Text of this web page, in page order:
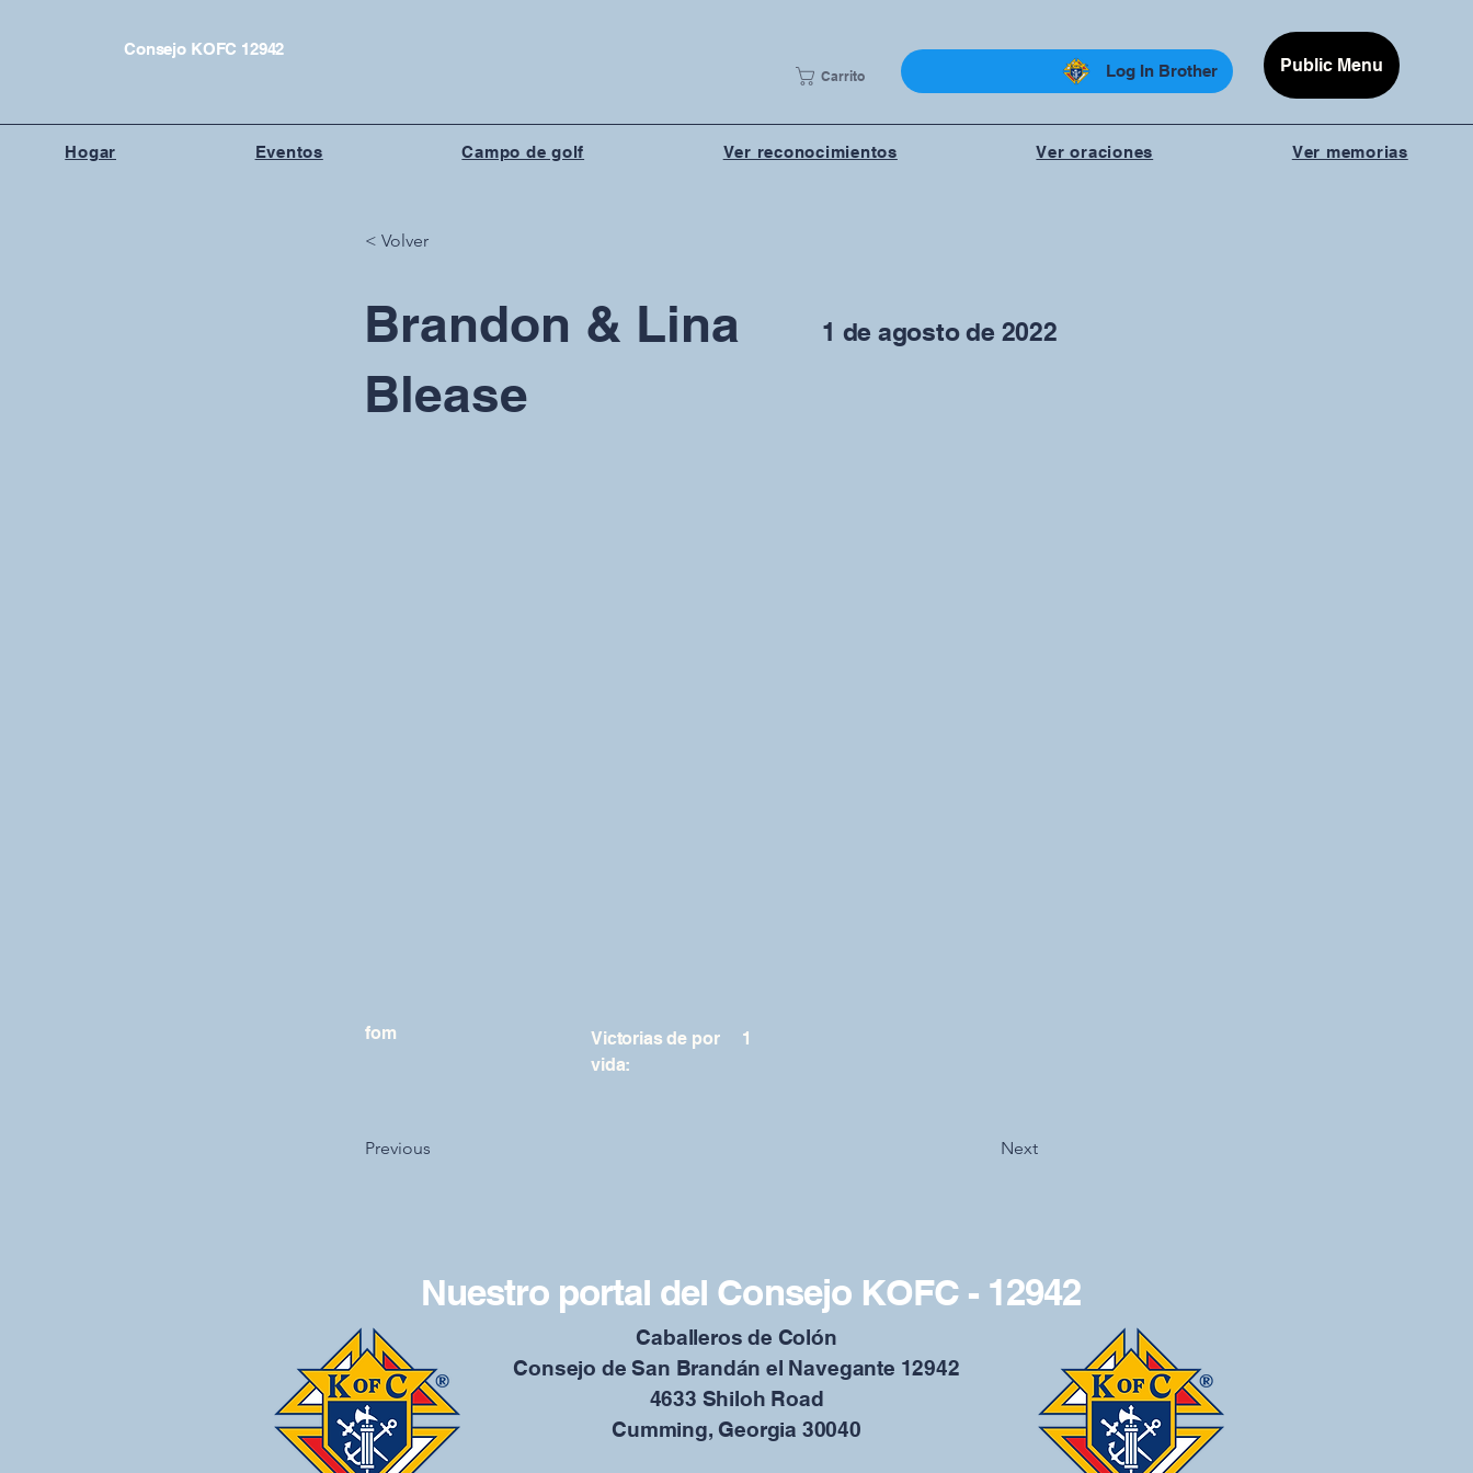
Consejo KOFC 12942
Carrito Log In Brother Public Menu
Hogar Eventos Campo de golf Ver reconocimientos Ver oraciones Ver memorias
< Volver
Brandon & Lina
Blease
1 de agosto de 2022
fom
Victorias de por
vida:
1
Previous Next
Nuestro portal del Consejo KOFC - 12942
Caballeros de Colón
Consejo de San Brandán el Navegante 12942
4633 Shiloh Road
Cumming, Georgia 30040